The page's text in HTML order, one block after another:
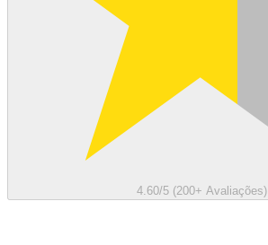
4.60/5 (200+ Avaliações)